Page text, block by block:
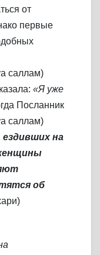
от
первые
саллам)
«Я уже
Посланник
саллам)
на
об